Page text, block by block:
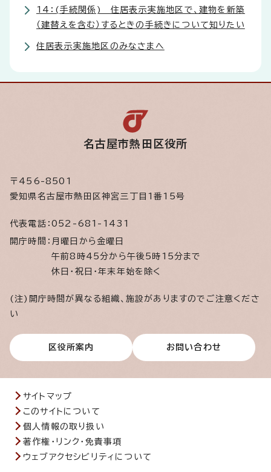
14：(手続関係) 住居表示実施地区で、建物を新築
（建替えを含む）するときの手続きについて知りたい
住居表示実施地区のみなさまへ
名古屋市熱田区役所
〒456-8501
愛知県名古屋市熱田区神宮三丁目1番15号
代表電話： 052-681-1431
開庁時間： 月曜日から金曜日
午前8時45分から午後5時15分まで
休日・祝日・年末年始を除く
(注)開庁時間が異なる組織、施設がありますのでご注意くださ
い
区役所案内 お問い合わせ
サイトマップ
このサイトについて
個人情報の取り扱い
著作権・リンク・免責事項
ウェブアクセシビリティについて